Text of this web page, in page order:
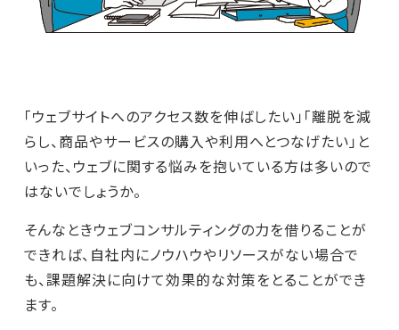
「ウェブサイトへのアクセス数を伸ばしたい」「離脱を減
らし、商品やサービスの購入や利用へとつなげたい」と
いった、ウェブに関する悩みを抱いている方は多いので
はないでしょうか。
そんなときウェブコンサルティングの力を借りることが
できれば、自社内にノウハウやリソースがない場合で
も、課題解決に向けて効果的な対策をとることができ
ます。